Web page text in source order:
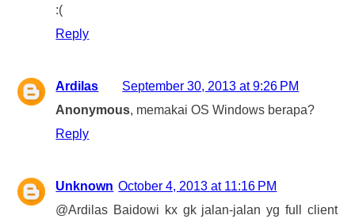
:(
Reply
Ardilas
September 30, 2013 at 9:26 PM
Anonymous, memakai OS Windows berapa?
Reply
Unknown October 4, 2013 at 11:16 PM
@Ardilas Baidowi kx gk jalan-jalan yg full client